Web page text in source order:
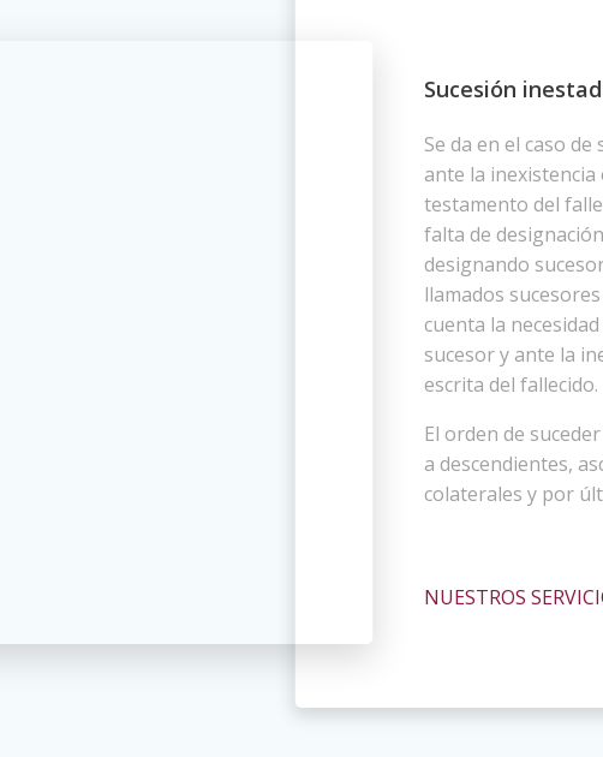
Sucesión
Se da en el caso
ante la inexistencia
testamento del
falta de
designando
llamados
cuenta la
sucesor y ante la
escrita del fallecido.
El orden de
a descendientes,
colaterales y por
NUESTROS